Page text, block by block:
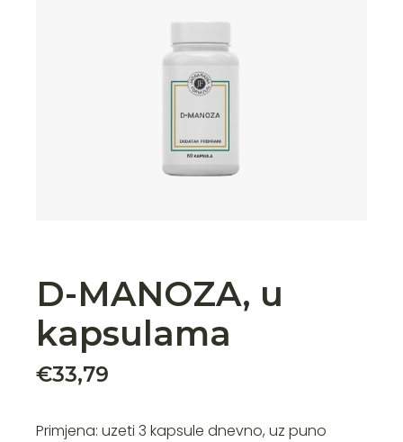
D-MANOZA, u
kapsulama
€33,79
Primjena: uzeti 3 kapsule dnevno, uz puno